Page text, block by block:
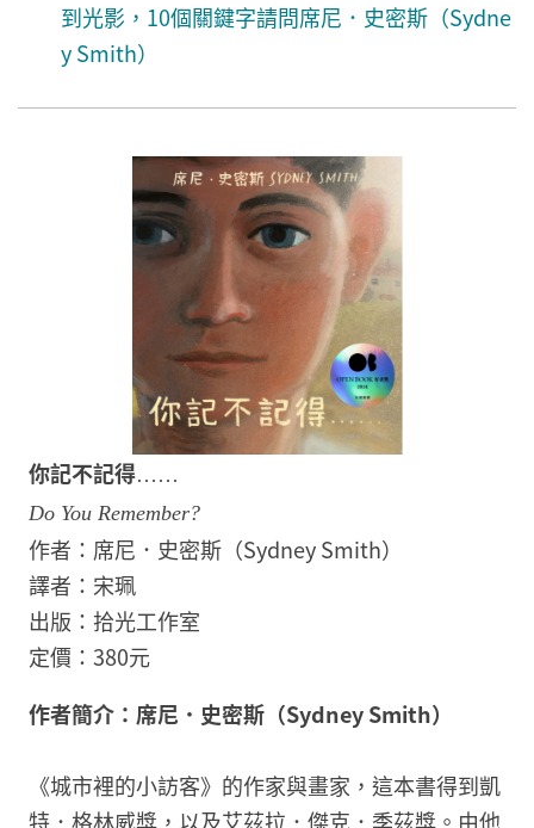
到光影，10個關鍵字請問席尼．史密斯（Sydne
y Smith）
你記不記得……
Do You Remember?
作者：席尼．史密斯（Sydney Smith）
譯者：宋珮
出版：拾光工作室
定價：380元
作者簡介：席尼．史密斯（Sydney Smith）
《城市裡的小訪客》的作家與畫家，這本書得到凱
特．格林威獎，以及艾茲拉．傑克．季茲獎。由他